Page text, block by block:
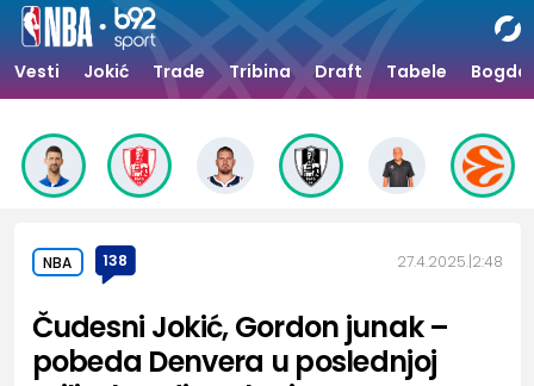
Vesti Jokić Trade Tribina Draft Tabele
NBA 138 27.4.2025. 2:48
Čudesni Jokić, Gordon junak –
pobeda Denvera u poslednjoj